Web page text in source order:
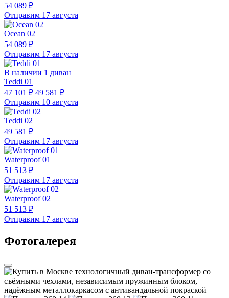
54 089 ₽
Отправим 17 августа
Ocean 02
54 089 ₽
Отправим 17 августа
В наличии 1 диван
Teddi 01
47 101 ₽ 49 581 ₽
Отправим 10 августа
Teddi 02
49 581 ₽
Отправим 17 августа
Waterproof 01
51 513 ₽
Отправим 17 августа
Waterproof 02
51 513 ₽
Отправим 17 августа
Фотогалерея